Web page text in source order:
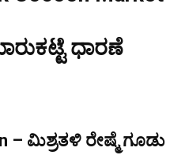
ಧಾರಣೆ
– ಮಿಶ್ರತಳಿ ರೇಷ್ಮೆ ಗೂಡು